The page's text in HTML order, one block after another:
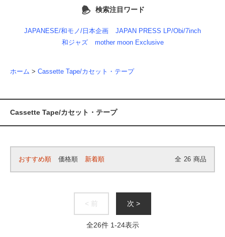
検索注目ワード
JAPANESE/和モノ/日本企画
JAPAN PRESS LP/Obi/7inch
和ジャズ
mother moon Exclusive
ホーム > Cassette Tape/カセット・テープ
Cassette Tape/カセット・テープ
おすすめ順 価格順 新着順 全 26 商品
< 前 次 >
全26件 1-24表示